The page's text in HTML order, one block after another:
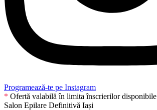
Programează-te pe Instagram
* Ofertă valabilă în limita înscrierilor disponibile
Salon Epilare Definitivă Iași